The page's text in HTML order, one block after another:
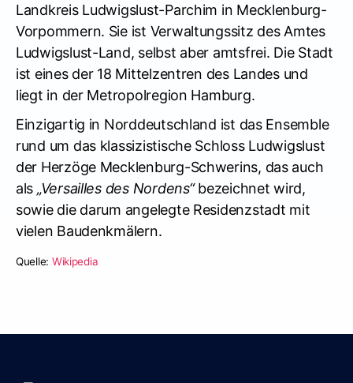
Landkreis Ludwigslust-Parchim in Mecklenburg-
Vorpommern. Sie ist Verwaltungssitz des Amtes
Ludwigslust-Land, selbst aber amtsfrei. Die Stadt
ist eines der 18 Mittelzentren des Landes und
liegt in der Metropolregion Hamburg.
Einzigartig in Norddeutschland ist das Ensemble
rund um das klassizistische Schloss Ludwigslust
der Herzöge Mecklenburg-Schwerins, das auch
als „Versailles des Nordens“bezeichnet wird,
sowie die darum angelegte Residenzstadt mit
vielen Baudenkmälern.
Quelle: Wikipedia